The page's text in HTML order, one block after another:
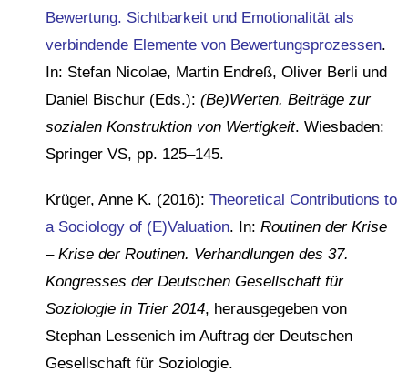
Bewertung. Sichtbarkeit und Emotionalität als
verbindende Elemente von Bewertungsprozessen.
In: Stefan Nicolae, Martin Endreß, Oliver Berli und
Daniel Bischur (Eds.): (Be)Werten. Beiträge zur
sozialen Konstruktion von Wertigkeit. Wiesbaden:
Springer VS, pp. 125–145.
Krüger, Anne K. (2016): Theoretical Contributions to
a Sociology of (E)Valuation. In: Routinen der Krise
– Krise der Routinen. Verhandlungen des 37.
Kongresses der Deutschen Gesellschaft für
Soziologie in Trier 2014, herausgegeben von
Stephan Lessenich im Auftrag der Deutschen
Gesellschaft für Soziologie.